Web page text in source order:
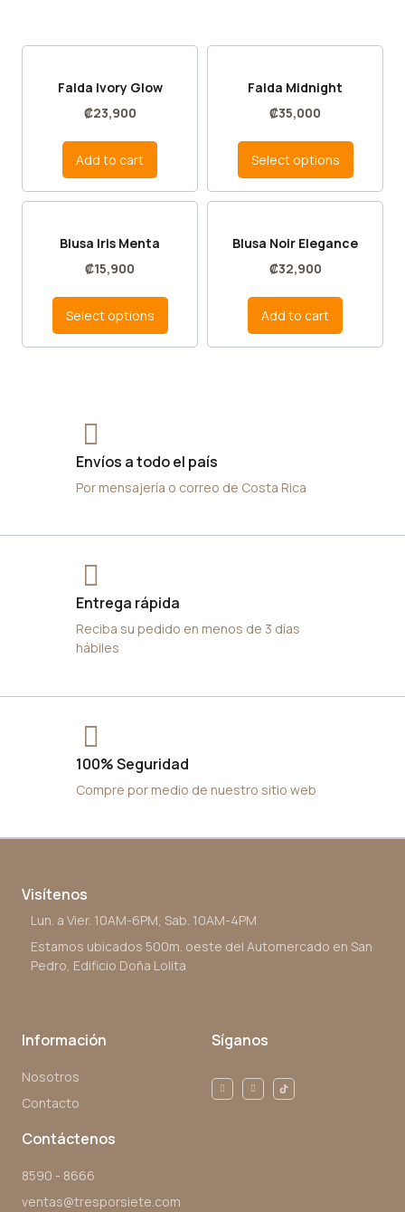
Falda Ivory Glow
₡23,900
Add to cart
Falda Midnight
₡35,000
Select options
Blusa Iris Menta
₡15,900
Select options
Blusa Noir Elegance
₡32,900
Add to cart
Envíos a todo el país
Por mensajería o correo de Costa Rica
Entrega rápida
Reciba su pedido en menos de 3 días
hábiles
100% Seguridad
Compre por medio de nuestro sitio web
Visítenos
Lun. a Vier. 10AM-6PM, Sab. 10AM-4PM
Estamos ubicados 500m. oeste del Automercado en San
Pedro, Edificio Doña Lolita
Información
Nosotros
Contacto
Síganos
Contáctenos
8590 - 8666
ventas@tresporsiete.com